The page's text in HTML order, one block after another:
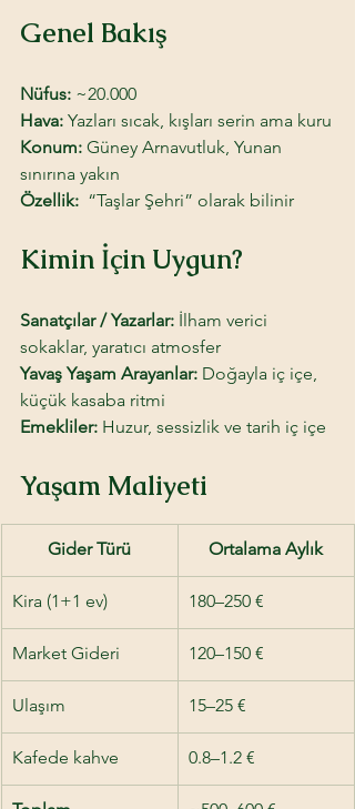
Genel Bakış
Nüfus: ~20.000
Hava: Yazları sıcak, kışları serin ama kuru
Konum: Güney Arnavutluk, Yunan
sınırına yakın
Özellik: “Taşlar Şehri” olarak bilinir
Kimin İçin Uygun?
Sanatçılar / Yazarlar: İlham verici
sokaklar, yaratıcı atmosfer
Yavaş Yaşam Arayanlar: Doğayla iç içe,
küçük kasaba ritmi
Emekliler: Huzur, sessizlik ve tarih iç içe
Yaşam Maliyeti
Gider Türü Ortalama Aylık
Kira (1+1 ev) 180–250 €
Market Gideri 120–150 €
Ulaşım 15–25 €
Kafede kahve 0.8–1.2 €